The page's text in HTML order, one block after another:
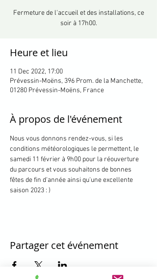
Fermeture de l'accueil et des installations, ce
soir à 17h00.
Heure et lieu
11 Dec 2022, 17:00
Prévessin-Moëns, 396 Prom. de la Manchette,
01280 Prévessin-Moëns, France
À propos de l'événement
Nous vous donnons rendez-vous, si les
conditions météorologiques le permettent, le
samedi 11 février à 9h00 pour la réouverture
du parcours et vous souhaitons de bonnes
fêtes de fin d'année ainsi qu'une excellente
saison 2023 : )
Partager cet événement